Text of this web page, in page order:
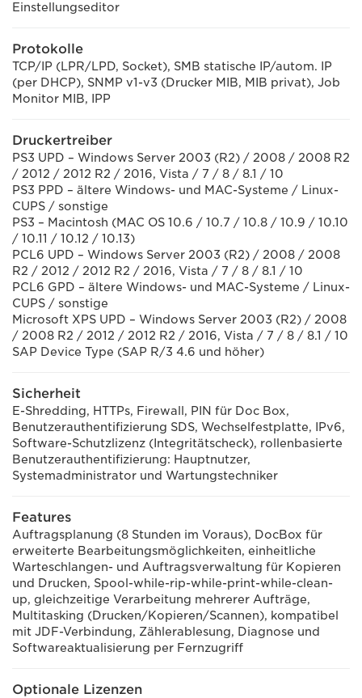
Einstellungseditor
Protokolle
TCP/IP (LPR/LPD, Socket), SMB statische IP/autom. IP
(per DHCP), SNMP v1-v3 (Drucker MIB, MIB privat), Job
Monitor MIB, IPP
Druckertreiber
PS3 UPD – Windows Server 2003 (R2) / 2008 / 2008 R2
/ 2012 / 2012 R2 / 2016, Vista / 7 / 8 / 8.1 / 10
PS3 PPD – ältere Windows- und MAC-Systeme / Linux-
CUPS / sonstige
PS3 – Macintosh (MAC OS 10.6 / 10.7 / 10.8 / 10.9 / 10.10
/ 10.11 / 10.12 / 10.13)
PCL6 UPD – Windows Server 2003 (R2) / 2008 / 2008
R2 / 2012 / 2012 R2 / 2016, Vista / 7 / 8 / 8.1 / 10
PCL6 GPD – ältere Windows- und MAC-Systeme / Linux-
CUPS / sonstige
Microsoft XPS UPD – Windows Server 2003 (R2) / 2008
/ 2008 R2 / 2012 / 2012 R2 / 2016, Vista / 7 / 8 / 8.1 / 10
SAP Device Type (SAP R/3 4.6 und höher)
Sicherheit
E-Shredding, HTTPs, Firewall, PIN für Doc Box,
Benutzerauthentifizierung SDS, Wechselfestplatte, IPv6,
Software-Schutzlizenz (Integritätscheck), rollenbasierte
Benutzerauthentifizierung: Hauptnutzer,
Systemadministrator und Wartungstechniker
Features
Auftragsplanung (8 Stunden im Voraus), DocBox für
erweiterte Bearbeitungsmöglichkeiten, einheitliche
Warteschlangen- und Auftragsverwaltung für Kopieren
und Drucken, Spool-while-rip-while-print-while-clean-
up, gleichzeitige Verarbeitung mehrerer Aufträge,
Multitasking (Drucken/Kopieren/Scannen), kompatibel
mit JDF-Verbindung, Zählerablesung, Diagnose und
Softwareaktualisierung per Fernzugriff
Optionale Lizenzen